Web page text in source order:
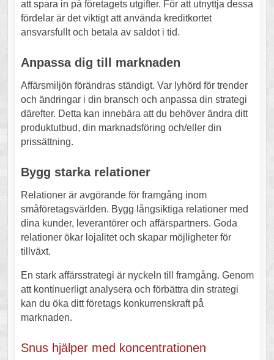
att spara in på företagets utgifter. För att utnyttja dessa
fördelar är det viktigt att använda kreditkortet
ansvarsfullt och betala av saldot i tid.
Anpassa dig till marknaden
Affärsmiljön förändras ständigt. Var lyhörd för trender
och ändringar i din bransch och anpassa din strategi
därefter. Detta kan innebära att du behöver ändra ditt
produktutbud, din marknadsföring och/eller din
prissättning.
Bygg starka relationer
Relationer är avgörande för framgång inom
småföretagsvärlden. Bygg långsiktiga relationer med
dina kunder, leverantörer och affärspartners. Goda
relationer ökar lojalitet och skapar möjligheter för
tillväxt.
En stark affärsstrategi är nyckeln till framgång. Genom
att kontinuerligt analysera och förbättra din strategi
kan du öka ditt företags konkurrenskraft på
marknaden.
Snus hjälper med koncentrationen